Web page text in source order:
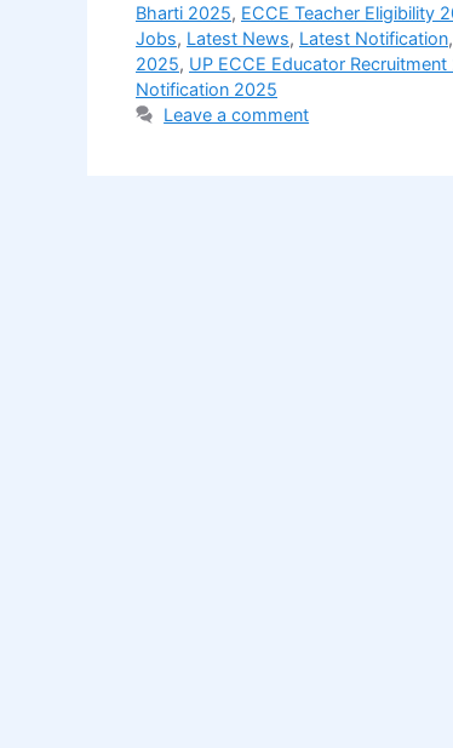
Bharti 2025, ECCE Teacher Eligibility
Jobs, Latest News, Latest Notification,
2025, UP ECCE Educator
Notification 2025
Leave a comment